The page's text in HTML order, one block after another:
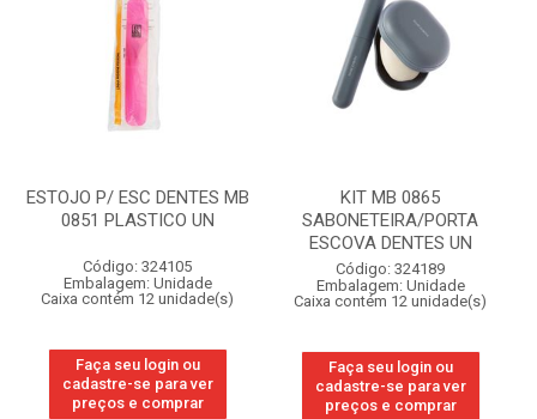
ESTOJO P/ ESC DENTES MB
0851 PLASTICO UN
Código: 324105
Embalagem: Unidade
Caixa contém 12 unidade(s)
Faça seu login ou
cadastre-se para ver
preços e comprar
KIT MB 0865
SABONETEIRA/PORTA
ESCOVA DENTES UN
Código: 324189
Embalagem: Unidade
Caixa contém 12 unidade(s)
Faça seu login ou
cadastre-se para ver
preços e comprar